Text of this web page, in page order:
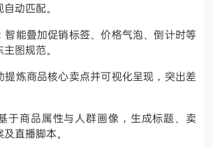
动匹配。
智能叠加促销标签、价格气泡、倒计时等
图规范。
提炼商品核心卖点并可视化呈现，突出差
于商品属性与人群画像，生成标题、卖
直播脚本。